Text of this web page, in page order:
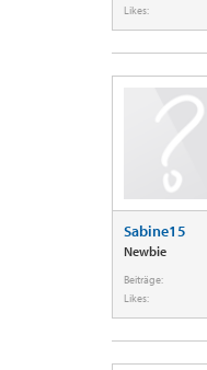
Likes:
Sabine15
Newbie
Beiträge:
Likes: